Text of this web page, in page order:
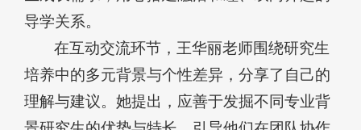
导学关系。
在互动交流环节，王华丽老师围绕研究生
培养中的多元背景与个性差异，分享了自己的
理解与建议。她提出，应善于发掘不同专业背